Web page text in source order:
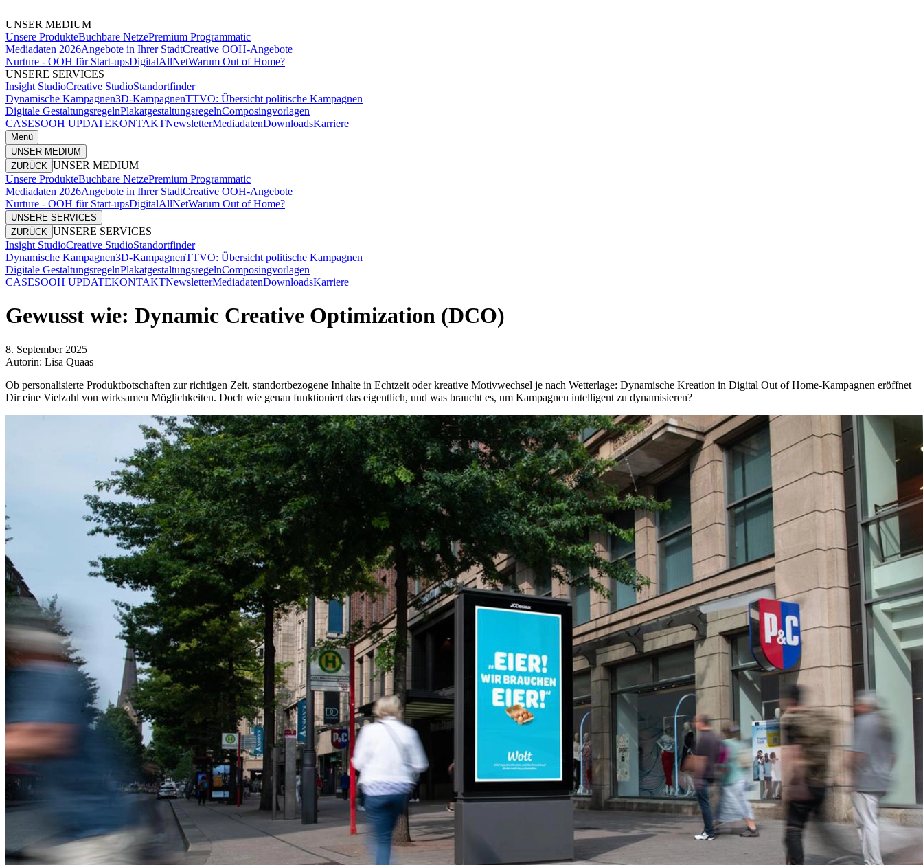
UNSER MEDIUM
Unsere ProdukteBuchbare NetzePremium Programmatic
Mediadaten 2026Angebote in Ihrer StadtCreative OOH-Angebote
Nurture - OOH für Start-upsDigitalAllNetWarum Out of Home?
UNSERE SERVICES
Insight StudioCreative StudioStandortfinder
Dynamische Kampagnen3D-KampagnenTTVO: Übersicht politische Kampagnen
Digitale GestaltungsregelnPlakatgestaltungsregelnComposingvorlagen
CASESOOH UPDATEKONTAKTNewsletterMediadatenDownloadsKarriere
Menü
UNSER MEDIUM
ZURÜCK UNSER MEDIUM
Unsere ProdukteBuchbare NetzePremium Programmatic
Mediadaten 2026Angebote in Ihrer StadtCreative OOH-Angebote
Nurture - OOH für Start-upsDigitalAllNetWarum Out of Home?
UNSERE SERVICES
ZURÜCK UNSERE SERVICES
Insight StudioCreative StudioStandortfinder
Dynamische Kampagnen3D-KampagnenTTVO: Übersicht politische Kampagnen
Digitale GestaltungsregelnPlakatgestaltungsregelnComposingvorlagen
CASESOOH UPDATEKONTAKTNewsletterMediadatenDownloadsKarriere
Gewusst wie: Dynamic Creative Optimization (DCO)
8. September 2025
Autorin: Lisa Quaas
Ob personalisierte Produktbotschaften zur richtigen Zeit, standortbezogene Inhalte in Echtzeit oder kreative Motivwechsel je nach Wetterlage: Dynamische Kreation in Digital Out of Home-Kampagnen eröffnet
Dir eine Vielzahl von wirksamen Möglichkeiten. Doch wie genau funktioniert das eigentlich, und was braucht es, um Kampagnen intelligent zu dynamisieren?